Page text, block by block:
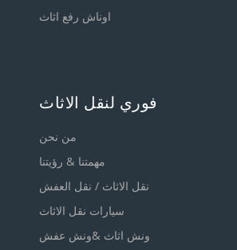
اوناش رفع اثاث
فوري لنقل الاثاث
من نحن
مهمتنا & رؤيتنا
نقل الاثاث / نقل العفش
سيارات نقل الاثاث
ونش اثاث &ونش عفش